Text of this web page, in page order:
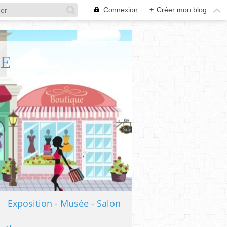
Connexion + Créer mon blog
Exposition - Musée - Salon